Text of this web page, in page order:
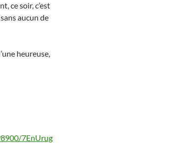
ce soir, c’est
aucun de
heureuse,
7EnUrug